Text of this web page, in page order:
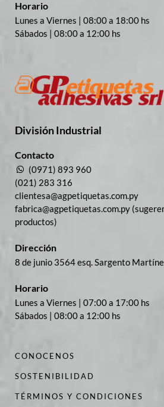
Horario
Lunes a Viernes | 08:00 a 18:00 hs
Sábados | 08:00 a 12:00 hs
División Industrial​
Contacto
(0971) 893 960
(021) 283 316
clientesa@agpetiquetas.com.py
fabrica@agpetiquetas.com.py
productos)
Dirección
8 de junio 3564 esq. Sargento
Horario
Lunes a Viernes | 07:00 a 17:00 hs
Sábados | 08:00 a 12:00 hs
CONOCENOS
SOSTENIBILIDAD
TÉRMINOS Y CONDICIONES